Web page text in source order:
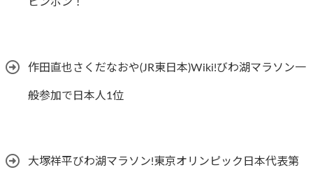
作田直也さくだなおや(JR東日本)Wiki!びわ湖マラソン一
般参加で日本人1位
大塚祥平びわ湖マラソン!東京オリンピック日本代表第